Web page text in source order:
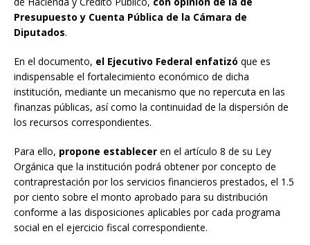
Presupuesto y Cuenta Pública de la Cámara de
Diputados.
En el documento, el Ejecutivo Federal enfatizó que es
indispensable el fortalecimiento económico de dicha
institución, mediante un mecanismo que no repercuta en las
finanzas públicas, así como la continuidad de la dispersión de
los recursos correspondientes.
Para ello, propone establecer en el artículo 8 de su Ley
Orgánica que la institución podrá obtener por concepto de
contraprestación por los servicios financieros prestados, el 1.5
por ciento sobre el monto aprobado para su distribución
conforme a las disposiciones aplicables por cada programa
social en el ejercicio fiscal correspondiente.